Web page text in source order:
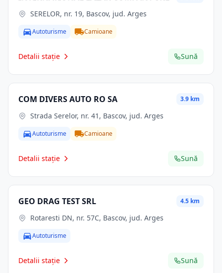
SERELOR, nr. 19, Bascov, jud. Arges
Autoturisme Camioane
Detalii stație Sună
COM DIVERS AUTO RO SA 3.9 km
Strada Serelor, nr. 41, Bascov, jud. Arges
Autoturisme Camioane
Detalii stație Sună
GEO DRAG TEST SRL 4.5 km
Rotaresti DN, nr. 57C, Bascov, jud. Arges
Autoturisme
Detalii stație Sună